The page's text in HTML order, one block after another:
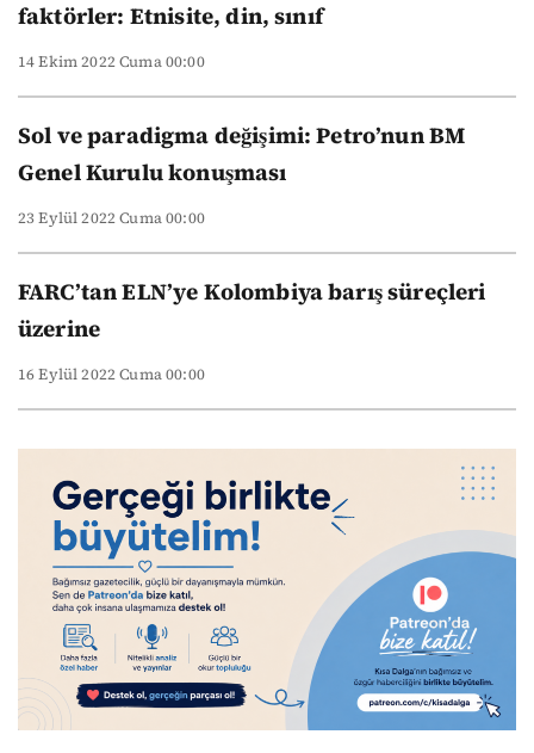
faktörler: Etnisite, din, sınıf
14 Ekim 2022 Cuma 00:00
Sol ve paradigma değişimi: Petro’nun BM
Genel Kurulu konuşması
23 Eylül 2022 Cuma 00:00
FARC’tan ELN’ye Kolombiya barış süreçleri
üzerine
16 Eylül 2022 Cuma 00:00